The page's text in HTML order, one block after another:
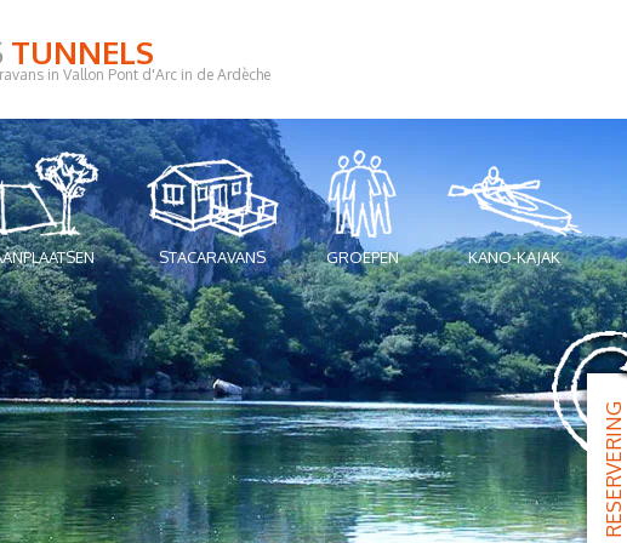
TUNNELS
in Vallon Pont d'Arc in de Ardèche
STACARAVANS GROEPEN KANO-KAJAK